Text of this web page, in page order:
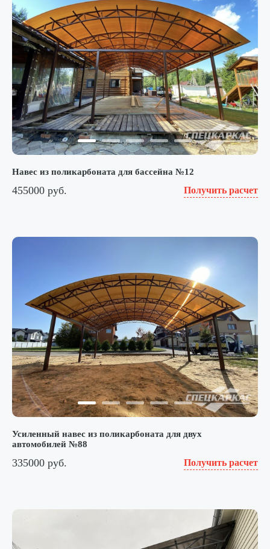
Навес из поликарбоната для бассейна №12
455000 руб. Получить расчет
Усиленный навес из поликарбоната для двух
автомобилей №88
335000 руб. Получить расчет